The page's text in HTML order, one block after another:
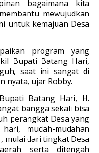
bagaimana kita
mewujudkan
untuk kemajuan Desa
program yang
Bupati Batang Hari,
saat ini sangat di
nyata, ujar Robby.
Batang Hari, H.
bangga sekali bisa
perangkat Desa yang
mudah-mudahan
mulai dari tingkat Desa
serta ditengah